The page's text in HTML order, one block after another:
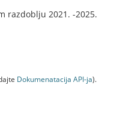
razdoblju 2021. -2025.
Dokumenаtаcijа API-jа).